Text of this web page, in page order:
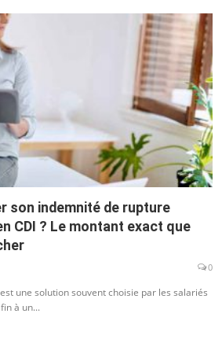
son indemnité de rupture
CDI ? Le montant exact que
0
une solution souvent choisie par les salariés
à un...